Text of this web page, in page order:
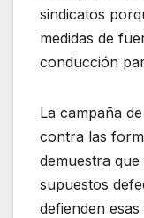
sindicatos
medidas de
conducción
La campaña
contra las
demuestra
supuestos
defienden